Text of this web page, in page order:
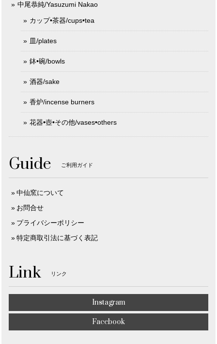
中尾恭純/Yasuzumi Nakao
カップ•茶器/cups•tea
皿/plates
鉢•碗/bowls
酒器/sake
香炉/incense burners
花器•壺•その他/vases•others
Guide ご利用ガイド
中仙窯について
お問合せ
プライバシーポリシー
特定商取引法に基づく表記
Link リンク
Instagram
Facebook